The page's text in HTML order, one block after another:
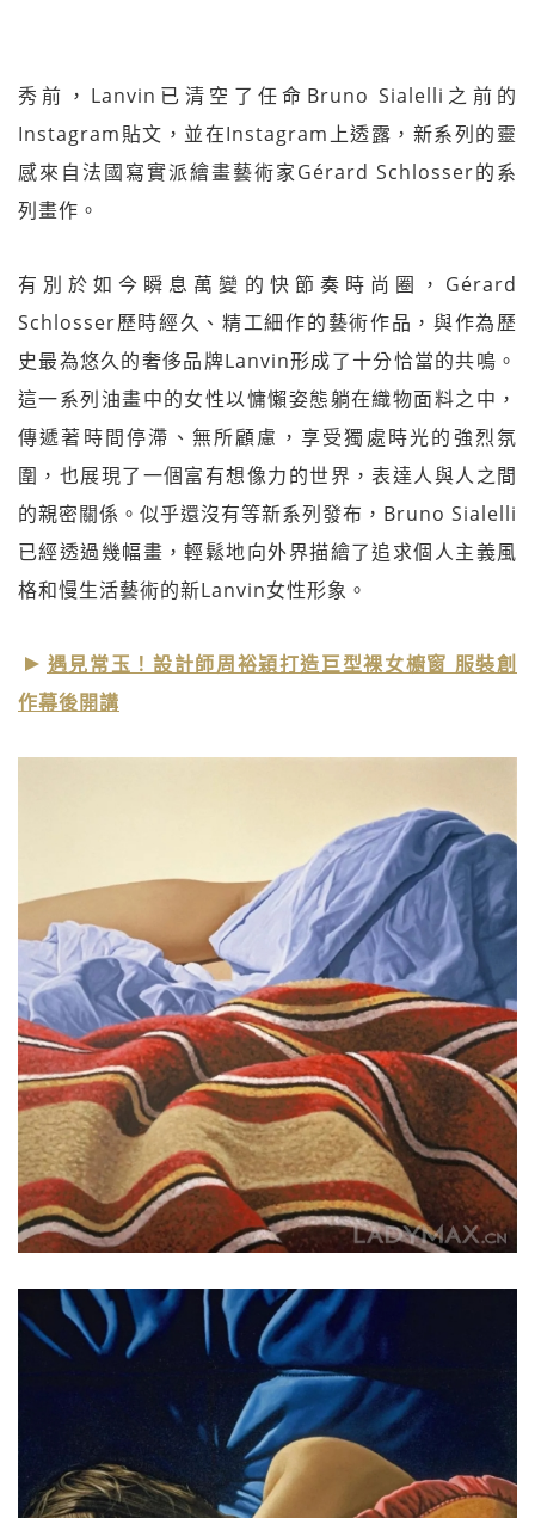
秀前，Lanvin已清空了任命Bruno Sialelli之前的
Instagram貼文，並在Instagram上透露，新系列的靈
感來自法國寫實派繪畫藝術家Gérard Schlosser的系
列畫作。
有別於如今瞬息萬變的快節奏時尚圈，Gérard
Schlosser歷時經久、精工細作的藝術作品，與作為歷
史最為悠久的奢侈品牌Lanvin形成了十分恰當的共鳴。
這一系列油畫中的女性以慵懶姿態躺在織物面料之中，
傳遞著時間停滯、無所顧慮，享受獨處時光的強烈氛
圍，也展現了一個富有想像力的世界，表達人與人之間
的親密關係。似乎還沒有等新系列發布，Bruno Sialelli
已經透過幾幅畫，輕鬆地向外界描繪了追求個人主義風
格和慢生活藝術的新Lanvin女性形象。
遇見常玉！設計師周裕穎打造巨型裸女櫥窗 服裝創
作幕後開講